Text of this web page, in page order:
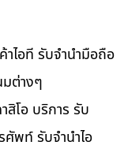
าไอที รับจำนำมือถือ
ต่างๆ
สิโอ บริการ รับ
ศัพท์ รับจำนำไอ